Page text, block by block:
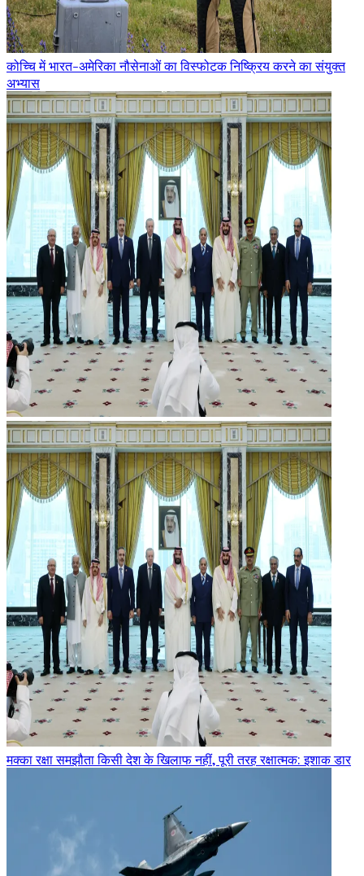
कोच्चि में भारत-अमेरिका नौसेनाओं का विस्फोटक निष्क्रिय करने का संयुक्त
अभ्यास
मक्का रक्षा समझौता किसी देश के खिलाफ नहीं, पूरी तरह रक्षात्मक: इशाक डार